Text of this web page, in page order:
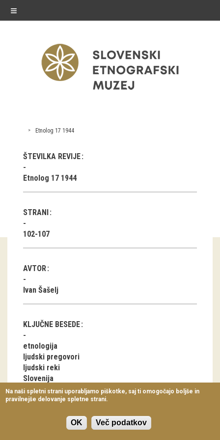
≡
razstave
Stalne razstave
Občasne razstave
Gostovanja
E-razstave
Virtualni sprehodi
Razstavni projekti
Napovednik
Arhiv razstav
Koledar dogodkov
Prireditve
Predavanja
Delavnice
Vodeni ogledi
Etnolog 17 1944
ŠTEVILKA REVIJE
Etnolog 17 1944
STRANI
102-107
AVTOR
Ivan Šašelj
KLJUČNE BESEDE
etnologija
ljudski pregovori
ljudski reki
Slovenija
ČLANEK V PDF OBLIKI
Na naši spletni strani uporabljamo piškotke, saj ti omogočajo boljše in
pravilnejše delovanje spletne strani.
OK Več podatkov